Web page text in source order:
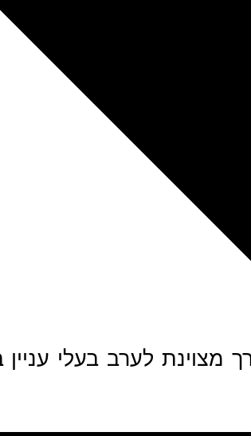
מצוינת לערב בעלי